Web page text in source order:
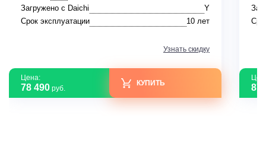
Загружено с Daichi
Y
Срок эксплуатации
10 лет
Узнать скидку
Цена:
78 490 руб.
КУПИТЬ 87